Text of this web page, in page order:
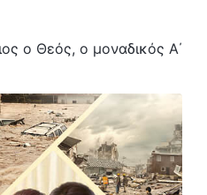
ο Θεός, ο μοναδικός Α΄